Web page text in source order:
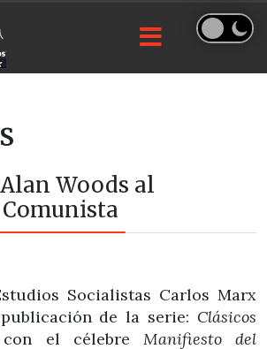
Woods al
Socialistas Carlos Marx
de la serie: Clásicos
con el célebre Manifiesto del